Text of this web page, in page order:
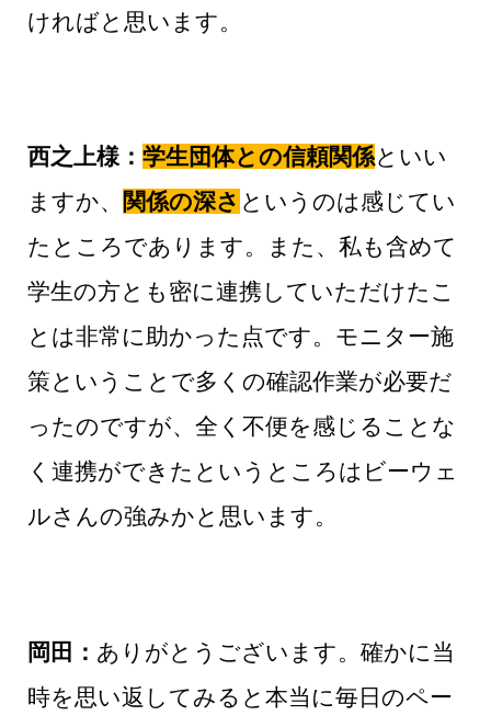
ければと思います。
西之上様： 学生団体との信頼関係といい
ますか、
関係の深さ というのは感じてい
たところであります。また、私も含めて
学生の方とも密に連携していただけたこ
とは非常に助かった点です。モニター施
策ということで多くの確認作業が必要だ
ったのですが、全く不便を感じることな
く連携ができたというところはビーウェ
ルさんの強みかと思います。
岡田： ありがとうございます。確かに当
時を思い返してみると本当に毎日のペー